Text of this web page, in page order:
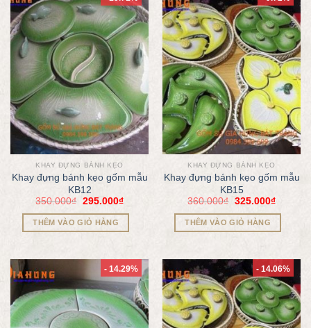
KHAY ĐỰNG BÁNH KẸO
Khay đựng bánh kẹo gốm mẫu
KB12
350.000₫ 295.000₫
THÊM VÀO GIỎ HÀNG
KHAY ĐỰNG BÁNH KẸO
Khay đựng bánh kẹo gốm mẫu
KB15
360.000₫ 325.000₫
THÊM VÀO GIỎ HÀNG
- 14.29% - 14.06%